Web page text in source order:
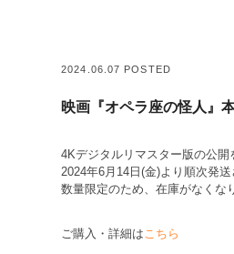
2024.06.07 POSTED
映画『オペラ座の怪人』
4Kデジタルリマスター版の公
2024年6月14日(金)より順次発送
数量限定のため、在庫がなくな
ご購入・詳細はこちら